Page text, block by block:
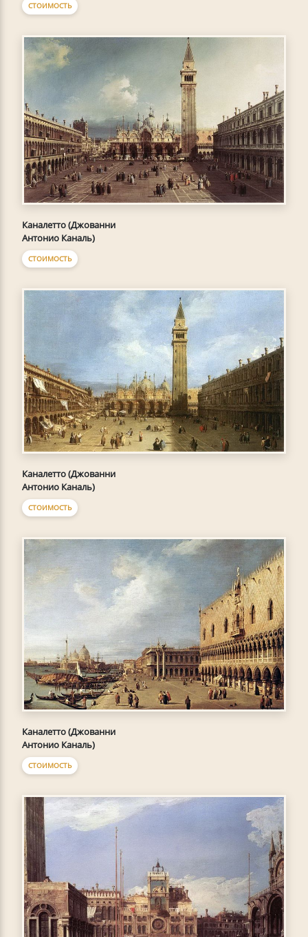
СТОИМОСТЬ
Каналетто (Джованни
Антонио Каналь)
СТОИМОСТЬ
Каналетто (Джованни
Антонио Каналь)
СТОИМОСТЬ
Каналетто (Джованни
Антонио Каналь)
СТОИМОСТЬ